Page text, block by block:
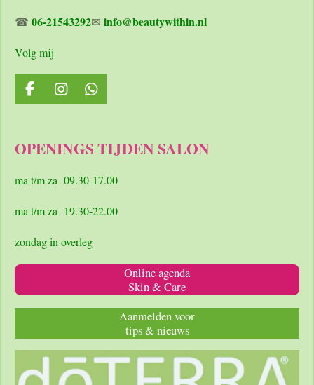
☎ 06-21543292✉ info@beautywithin.nl
Volg mij
F
a
b
o
I
n
a
r
m
W
h
s
p
OPENINGS TIJDEN SALON
ma t/m za 09.30-17.00
ma t/m za 19.30-22.00
zondag in overleg
Online agenda
Skin & Care
Aanmelden voor
tips & nieuws